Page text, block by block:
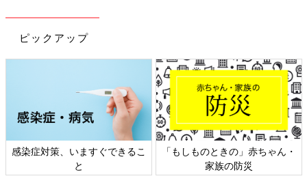
ピックアップ
感染症対策、いますぐできるこ
と
「もしものときの」赤ちゃん・
家族の防災